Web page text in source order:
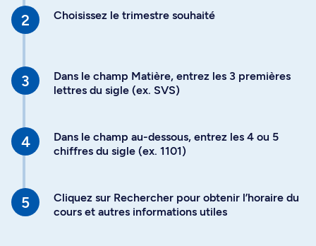
Choisissez le trimestre souhaité
Dans le champ Matière, entrez les 3 premières
lettres du sigle (ex. SVS)
Dans le champ au-dessous, entrez les 4 ou 5
chiffres du sigle (ex. 1101)
Cliquez sur Rechercher pour obtenir l’horaire du
cours et autres informations utiles